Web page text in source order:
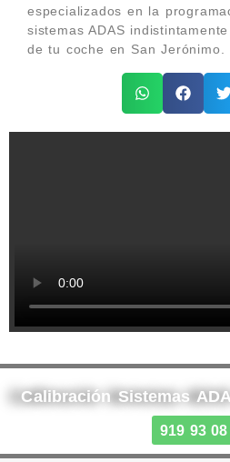
especializados en la
sistemas ADAS
de tu coche en San Jerónimo.
Calibración Sistemas
919 93